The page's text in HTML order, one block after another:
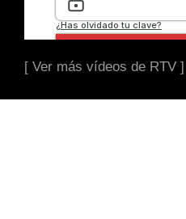
[ Ver más vídeos de RTV ]